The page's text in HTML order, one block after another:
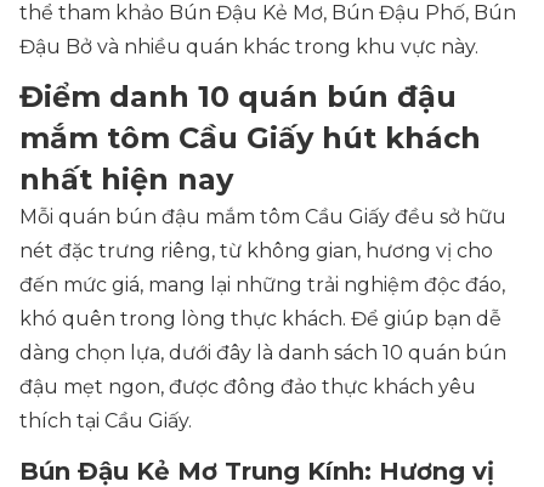
thể tham khảo Bún Đậu Kẻ Mơ, Bún Đậu Phố, Bún
Đậu Bở và nhiều quán khác trong khu vực này.
Điểm danh 10 quán bún đậu
mắm tôm Cầu Giấy hút khách
nhất hiện nay
Mỗi quán bún đậu mắm tôm Cầu Giấy đều sở hữu
nét đặc trưng riêng, từ không gian, hương vị cho
đến mức giá, mang lại những trải nghiệm độc đáo,
khó quên trong lòng thực khách. Để giúp bạn dễ
dàng chọn lựa, dưới đây là danh sách 10 quán bún
đậu mẹt ngon, được đông đảo thực khách yêu
thích tại Cầu Giấy.
Bún Đậu Kẻ Mơ Trung Kính: Hương vị